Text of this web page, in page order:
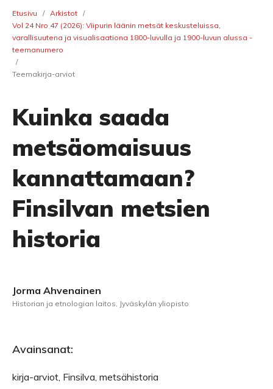
Etusivu / Arkistot /
Vol 24 Nro 47 (2026): Viipurin läänin metsät keskusteluissa,
varallisuutena ja visualisaationa 1800-luvulla ja 1900-luvun alussa -
teemanumero
/
Teemakirja-arviot
Kuinka saada
metsäomaisuus
kannattamaan?
Finsilvan metsien
historia
Jorma Ahvenainen
Historian ja etnologian laitos, Jyväskylän yliopisto
Avainsanat:
kirja-arviot, Finsilva, metsähistoria